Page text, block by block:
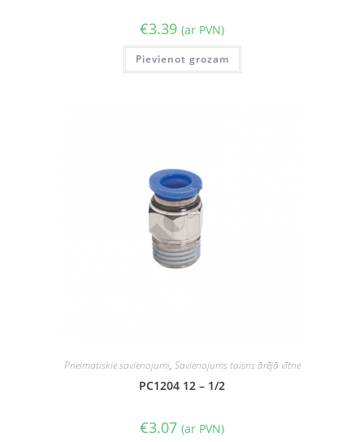
€3.39 (ar PVN)
Pievienot grozam
Pneimatiskie savienojumi, Savienojums taisns ārējā vītne
PC1204 12 – 1/2
€3.07 (ar PVN)